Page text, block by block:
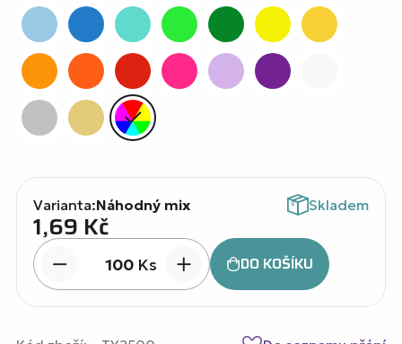
Varianta:Náhodný mix Skladem
1,69 Kč
Ks DO KOŠÍKU